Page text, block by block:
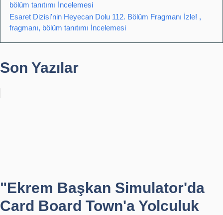
bölüm tanıtımı İncelemesi
Esaret Dizisi'nin Heyecan Dolu 112. Bölüm Fragmanı İzle! ,
fragmanı, bölüm tanıtımı İncelemesi
Son Yazılar
"Ekrem Başkan Simulator'da
Card Board Town'a Yolculuk